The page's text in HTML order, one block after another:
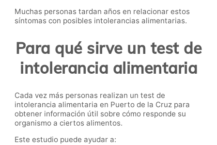
Muchas personas tardan años en relacionar estos
síntomas con posibles intolerancias alimentarias.
Para qué sirve un test de
intolerancia alimentaria
Cada vez más personas realizan un test de
intolerancia alimentaria en Puerto de la Cruz para
obtener información útil sobre cómo responde su
organismo a ciertos alimentos.
Este estudio puede ayudar a: